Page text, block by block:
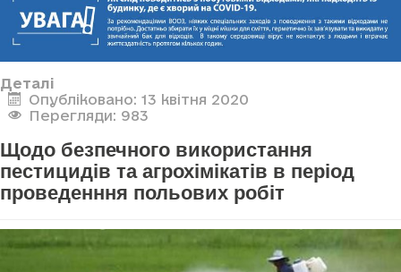
Деталі
Опубліковано: 13 квітня 2020
Перегляди: 983
Щодо безпечного використання
пестицидів та агрохімікатів в період
проведенння польових робіт